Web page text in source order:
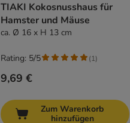
TIAKI Kokosnusshaus für
Hamster und Mäuse
ca. Ø 16 x H 13 cm
9,69 €
Rating: 5/5 (1)
Zum Warenkorb
hinzufügen